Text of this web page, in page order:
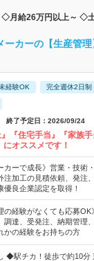
◇月給26万円以上～ ◇
ーカーの【生産管
経験OK 完全週休2日制
終了予定日：2026/09/24
『住宅手当』『家族
オススメです！
カーで成長》営業・技術
注加工の見積依頼、発注
良企業認定を取得！
の経験がなくても応募
調達、受発注、納期管理
かの経験をお持ちの方
◆駅チカ！徒歩で約10分